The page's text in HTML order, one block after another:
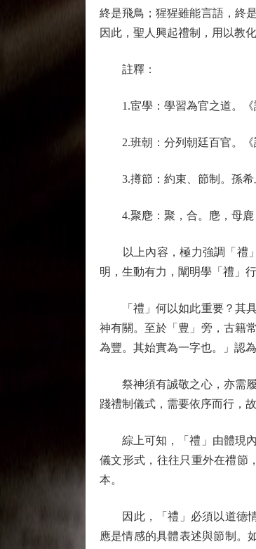
終是飛鳥；猩猩雖能言語，終
因此，聖人興起禮制，用以教
註釋：
1.宦學：學習為官之道。《
2.班朝：分列朝廷百官。《
3.撙節：約束、節制。孫希
4.聚麀：聚，合。麀，母鹿
以上內容，極力強調「禮」
明，生動有力，闡明學「禮」
「禮」何以如此重要？其具
神有關。至於「豊」旁，古籍
為豐。其始實為一字也。」認
祭神須有誠敬之心，亦需履
踐禮制儀式，需要依序而行，
綜上可知，「禮」由體現內
儀文形式，往往只重外在禮節
本。
因此，「禮」必須以道德情
應是情感的具體表述與節制。